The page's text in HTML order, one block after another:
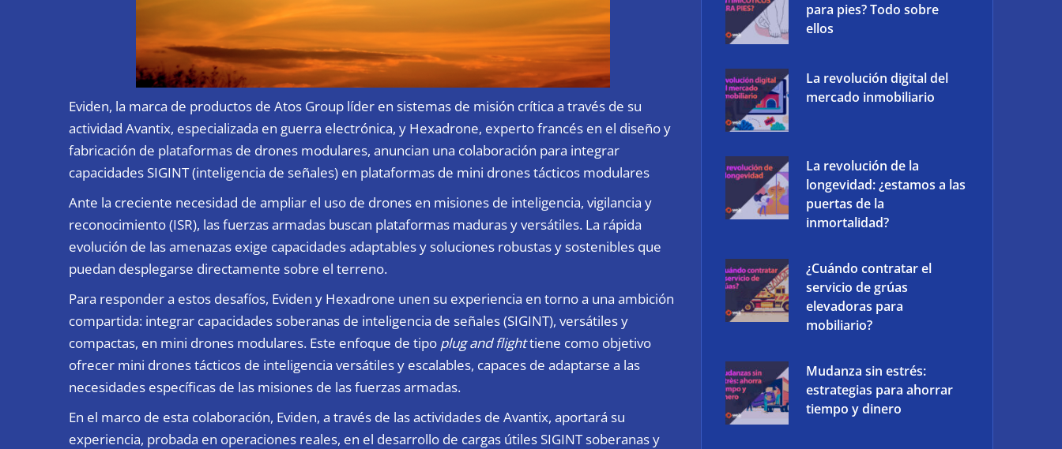
Eviden, la marca de productos de Atos Group líder en sistemas de misión crítica a través de su
actividad Avantix, especializada en guerra electrónica, y Hexadrone, experto francés en el diseño y
fabricación de plataformas de drones modulares, anuncian una colaboración para integrar
capacidades SIGINT (inteligencia de señales) en plataformas de mini drones tácticos modulares
Ante la creciente necesidad de ampliar el uso de drones en misiones de inteligencia, vigilancia y
reconocimiento (ISR), las fuerzas armadas buscan plataformas maduras y versátiles. La rápida
evolución de las amenazas exige capacidades adaptables y soluciones robustas y sostenibles que
puedan desplegarse directamente sobre el terreno.
Para responder a estos desafíos, Eviden y Hexadrone unen su experiencia en torno a una ambición
compartida: integrar capacidades soberanas de inteligencia de señales (SIGINT), versátiles y
compactas, en mini drones modulares. Este enfoque de tipo plug and flighttiene como objetivo
ofrecer mini drones tácticos de inteligencia versátiles y escalables, capaces de adaptarse a las
necesidades específicas de las misiones de las fuerzas armadas.
En el marco de esta colaboración, Eviden, a través de las actividades de Avantix, aportará su
experiencia, probada en operaciones reales, en el desarrollo de cargas útiles SIGINT soberanas y
para pies? Todo sobre
ellos
La revolución digital del
mercado inmobiliario
La revolución de la
longevidad: ¿estamos a las
puertas de la
inmortalidad?
¿Cuándo contratar el
servicio de grúas
elevadoras para
mobiliario?
Mudanza sin estrés:
estrategias para ahorrar
tiempo y dinero